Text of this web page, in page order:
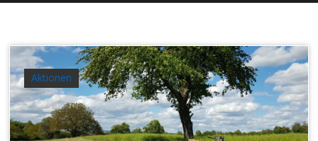
Aktionen